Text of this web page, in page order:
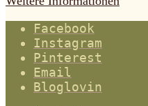
Facebook
Instagram
Pinterest
Email
Bloglovin